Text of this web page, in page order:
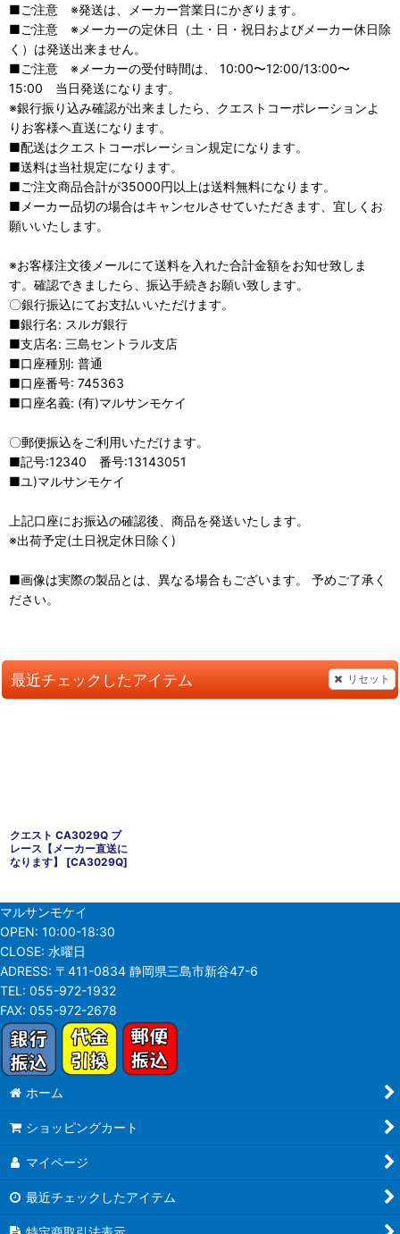
■ご注意 ※発送は、メーカー営業日にかぎります。
■ご注意 ※メーカーの定休日（土・日・祝日およびメーカー休日除
く）は発送出来ません。
■ご注意 ※メーカーの受付時間は、 10:00〜12:00/13:00〜
15:00 当日発送になります。
※銀行振り込み確認が出来ましたら、クエストコーポレーションよ
りお客様ヘ直送になります。
■配送はクエストコーポレーション規定になります。
■送料は当社規定になります。
■ご注文商品合計が35000円以上は送料無料になります。
■メーカー品切の場合はキャンセルさせていただきます、宜しくお
願いいたします。
※お客様注文後メールにて送料を入れた合計金額をお知せ致しま
す。確認できましたら、振込手続きお願い致します。
〇銀行振込にてお支払いいただけます。
■銀行名: スルガ銀行
■支店名: 三島セントラル支店
■口座種別: 普通
■口座番号: 745363
■口座名義: (有)マルサンモケイ
〇郵便振込をご利用いただけます。
■記号:12340 番号:13143051
■ユ)マルサンモケイ
上記口座にお振込の確認後、商品を発送いたします。
※出荷予定(土日祝定休日除く)
■画像は実際の製品とは、異なる場合もございます。 予めご了承く
ださい。
最近チェックしたアイテム リセット
クエスト CA3029Q ブ
レース【メーカー直送に
なります】 [CA3029Q]
マルサンモケイ
OPEN: 10:00-18:30
CLOSE: 水曜日
ADRESS: 〒411-0834 静岡県三島市新谷47-6
TEL: 055-972-1932
FAX: 055-972-2678
ホーム
ショッピングカート
マイページ
最近チェックしたアイテム